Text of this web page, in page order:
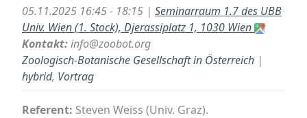
05.11.2025 16:45 - 18:15 | Seminarraum 1.7 des UBB
Univ. Wien (1. Stock), Djerassiplatz 1, 1030 Wien
Kontakt:info@zoobot.org
Zoologisch-Botanische Gesellschaft in Österreich |
hybrid, Vortrag
Referent: Steven Weiss (Univ. Graz).